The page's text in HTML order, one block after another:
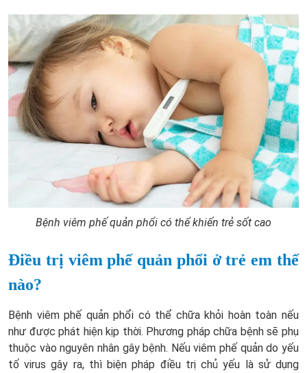
Bệnh viêm phế quản phổi có thể khiến trẻ sốt cao
Điều trị viêm phế quản phổi ở trẻ em thế
nào?
Bệnh viêm phế quản phổi có thể chữa khỏi hoàn toàn nếu
như được phát hiện kịp thời. Phương pháp chữa bệnh sẽ phụ
thuộc vào nguyên nhân gây bệnh. Nếu viêm phế quản do yếu
tố virus gây ra, thì biện pháp điều trị chủ yếu là sử dụng